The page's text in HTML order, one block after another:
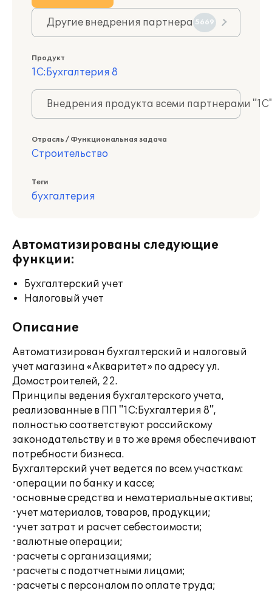
Другие внедрения партнера 5669
Продукт
1С:Бухгалтерия 8
Внедрения продукта всеми партнерами
Отрасль / Функциональная задача
Строительство
Теги
бухгалтерия
Автоматизированы следующие
функции:
Бухгалтерский учет
Налоговый учет
Описание
Автоматизирован бухгалтерский и налоговый
учет магазина «Акваритет» по адресу ул.
Домостроителей, 22.
Принципы ведения бухгалтерского учета,
реализованные в ПП "1С:Бухгалтерия 8",
полностью соответствуют российскому
законодательству и в то же время обеспечивают
потребности бизнеса.
Бухгалтерский учет ведется по всем участкам:
·операции по банку и кассе;
·основные средства и нематериальные активы;
·учет материалов, товаров, продукции;
·учет затрат и расчет себестоимости;
·валютные операции;
·расчеты с организациями;
·расчеты с подотчетными лицами;
·расчеты с персоналом по оплате труда;